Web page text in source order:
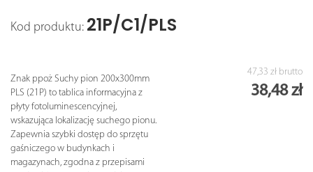
Kod produktu: 21P/C1/PLS
Znak ppoż Suchy pion 200x300mm
PLS (21P) to tablica informacyjna z
płyty fotoluminescencyjnej,
wskazująca lokalizację suchego pionu.
Zapewnia szybki dostęp do sprzętu
gaśniczego w budynkach i
magazynach, zgodna z przepisami
47,33 zł brutto
38,48 zł